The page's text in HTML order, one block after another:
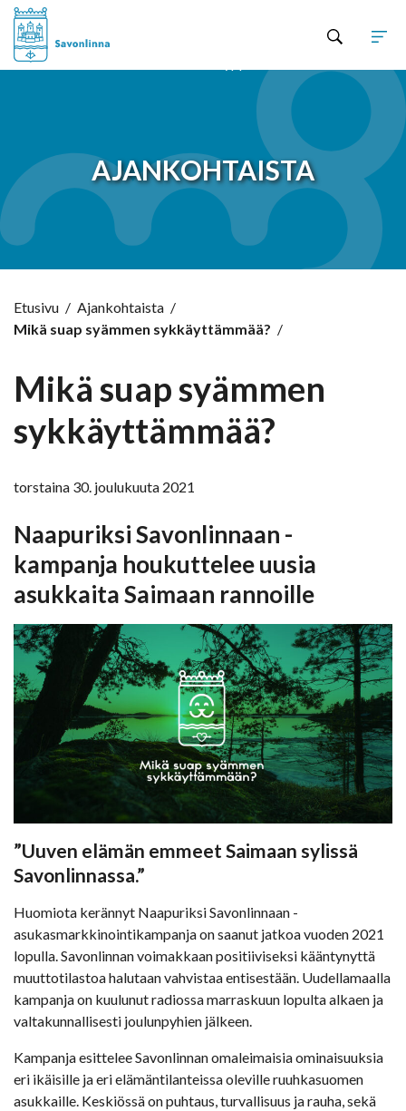
AJANKOHTAISTA
Etusivu / Ajankohtaista /
Mikä suap syämmen sykkäyttämmää? /
Mikä suap syämmen
sykkäyttämmää?
torstaina 30. joulukuuta 2021
Naapuriksi Savonlinnaan -
kampanja houkuttelee uusia
asukkaita Saimaan rannoille
”Uuven elämän emmeet Saimaan sylissä
Savonlinnassa.”
Huomiota kerännyt Naapuriksi Savonlinnaan -
asukasmarkkinointikampanja on saanut jatkoa vuoden 2021
lopulla. Savonlinnan voimakkaan positiiviseksi kääntynyttä
muuttotilastoa halutaan vahvistaa entisestään. Uudellamaalla
kampanja on kuulunut radiossa marraskuun lopulta alkaen ja
valtakunnallisesti joulunpyhien jälkeen.
Kampanja esittelee Savonlinnan omaleimaisia ominaisuuksia
eri ikäisille ja eri elämäntilanteissa oleville ruuhkasuomen
asukkaille. Keskiössä on puhtaus, turvallisuus ja rauha, sekä